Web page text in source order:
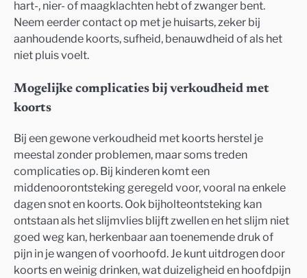
hart-, nier- of maagklachten hebt of zwanger bent.
Neem eerder contact op met je huisarts, zeker bij
aanhoudende koorts, sufheid, benauwdheid of als het
niet pluis voelt.
Mogelijke complicaties bij verkoudheid met
koorts
Bij een gewone verkoudheid met koorts herstel je
meestal zonder problemen, maar soms treden
complicaties op. Bij kinderen komt een
middenoorontsteking geregeld voor, vooral na enkele
dagen snot en koorts. Ook bijholteontsteking kan
ontstaan als het slijmvlies blijft zwellen en het slijm niet
goed weg kan, herkenbaar aan toenemende druk of
pijn in je wangen of voorhoofd. Je kunt uitdrogen door
koorts en weinig drinken, wat duizeligheid en hoofdpijn